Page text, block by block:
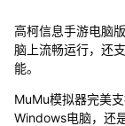
高柯信息手游电脑
脑上流畅运行，还
能。
MuMu模拟器完美
Windows电脑，还